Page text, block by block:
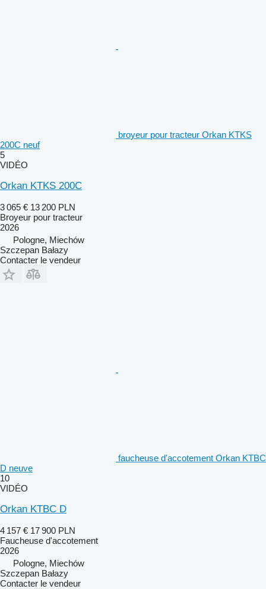
broyeur pour tracteur Orkan KTKS
200C neuf
5
VIDÉO
Orkan KTKS 200C
3 065 € 13 200 PLN
Broyeur pour tracteur
2026
Pologne, Miechów
Szczepan Bałazy
Contacter le vendeur
faucheuse d'accotement Orkan KTBC
D neuve
10
VIDÉO
Orkan KTBC D
4 157 € 17 900 PLN
Faucheuse d'accotement
2026
Pologne, Miechów
Szczepan Bałazy
Contacter le vendeur